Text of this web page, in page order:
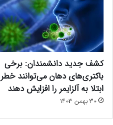
کشف جدید دانشمندان: برخی
باکتری‌های دهان می‌توانند خطر
ابتلا به آلزایمر را افزایش دهند
30 بهمن 1403